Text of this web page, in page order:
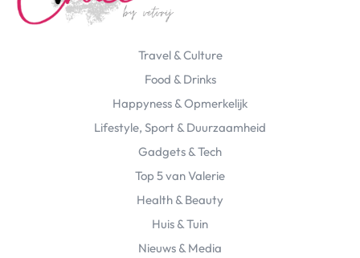
Travel & Culture
Food & Drinks
Happyness & Opmerkelijk
Lifestyle, Sport & Duurzaamheid
Gadgets & Tech
Top 5 van Valerie
Health & Beauty
Huis & Tuin
Nieuws & Media